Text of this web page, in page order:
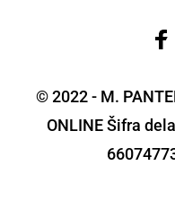
© 2022 - M.
ONLINE Šifra